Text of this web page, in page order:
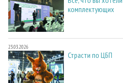
комплектующих
23.03.2026
Страсти по ЦБП